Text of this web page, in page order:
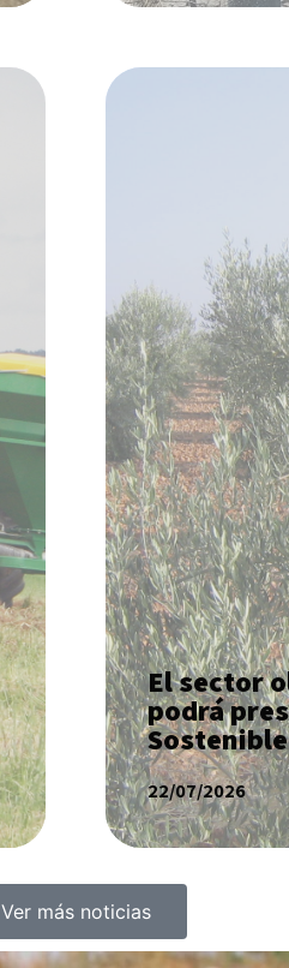
El sector
podrá
22/07/2026
El sector
SABER MÁS
Ver más noticias